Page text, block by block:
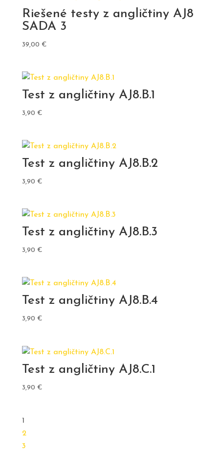
Riešené testy z angličtiny AJ8
SADA 3
39,00 €
Test z angličtiny AJ8.B.1
3,90 €
Test z angličtiny AJ8.B.2
3,90 €
Test z angličtiny AJ8.B.3
3,90 €
Test z angličtiny AJ8.B.4
3,90 €
Test z angličtiny AJ8.C.1
3,90 €
1
2
3